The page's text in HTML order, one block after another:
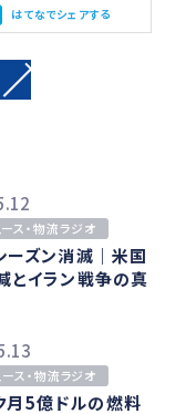
はてなでシェアする
ス・物流ラジオ
ーズン消滅｜米国
とイラン戦争の真
ス・物流ラジオ
月5億ドルの燃料